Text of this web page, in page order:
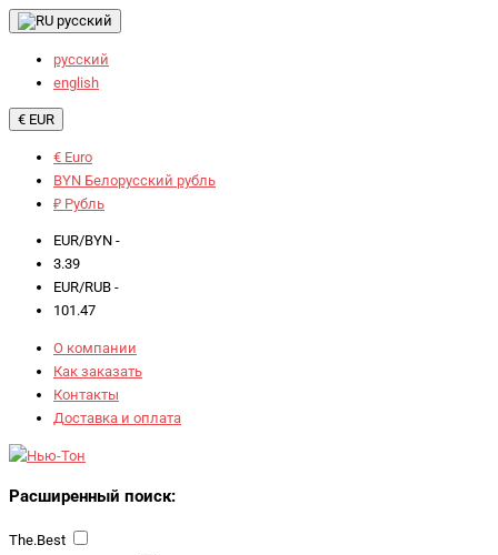
русский
русский
english
€ EUR
€ Euro
BYN Белорусский рубль
₽ Рубль
EUR/BYN -
3.39
EUR/RUB -
101.47
О компании
Как заказать
Контакты
Доставка и оплата
Расширенный поиск:
The.Best